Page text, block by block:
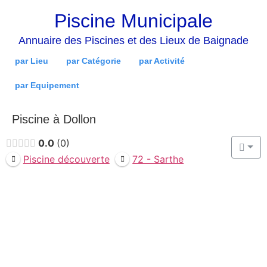
Piscine Municipale
Annuaire des Piscines et des Lieux de Baignade
par Lieu par Catégorie par Activité
par Equipement
Piscine à Dollon
0.0 0
Piscine découverte
72 - Sarthe